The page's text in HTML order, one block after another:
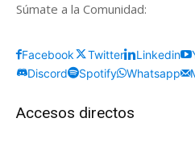
Súmate a la Comunidad:
Facebook Twitter Linkedin
Discord
Spotify Whatsapp
Accesos directos